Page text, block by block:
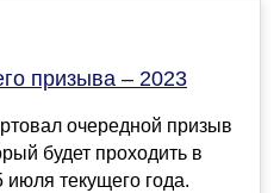
призыва – 2023
очередной призыв
будет проходить в
текущего года.